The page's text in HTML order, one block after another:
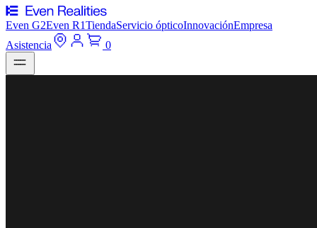
Even G2Even R1TiendaServicio ópticoInnovaciónEmpresa
Asistencia
0